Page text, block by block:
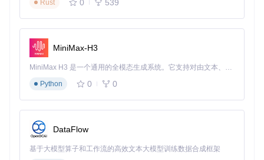
Rust
0 539
MiniMax-H3
MiniMax H3 是一个通用的全模态生成系统。它支持对由文本、图像、视频和音频组成的多模态上下文进行统一理解，并能生成分辨率高达 2K、时长可达 15 秒的带原生立体声音频的视频。得益于面向任务泛化的系统设计，H3 在预训练阶段就已具备广泛的多模态上下文理解与生成能力，能够出色地执行复杂的多模态指令。
Python
0 0
DataFlow
基于大模型算子和工作流的高效文本大模型训练数据合成框架